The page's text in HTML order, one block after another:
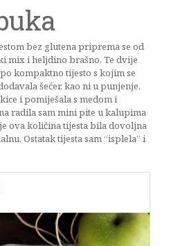
bez glutena priprema se od
mix i heljdino brašno. Te dvije
kompaktno tijesto s kojim se
šećer, kao ni u punjenje.
i pomiješala s medom i
radila sam mini pite u kalupima
ova količina tijesta bila dovoljna
Ostatak tijesta sam “isplela” i